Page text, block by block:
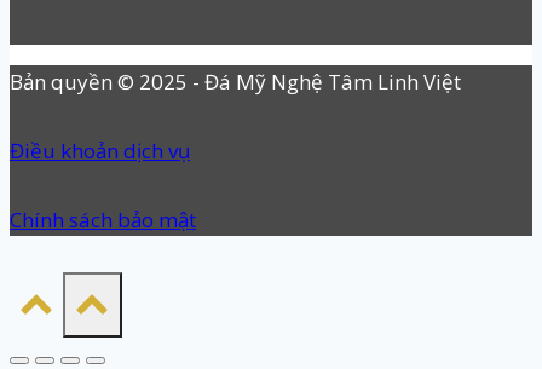
Bản quyền © 2025 - Đá Mỹ Nghệ Tâm Linh Việt
Điều khoản dịch vụ
Chính sách bảo mật